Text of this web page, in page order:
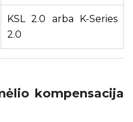
KSL 2.0 arba K-Series
2.0
kompensacija